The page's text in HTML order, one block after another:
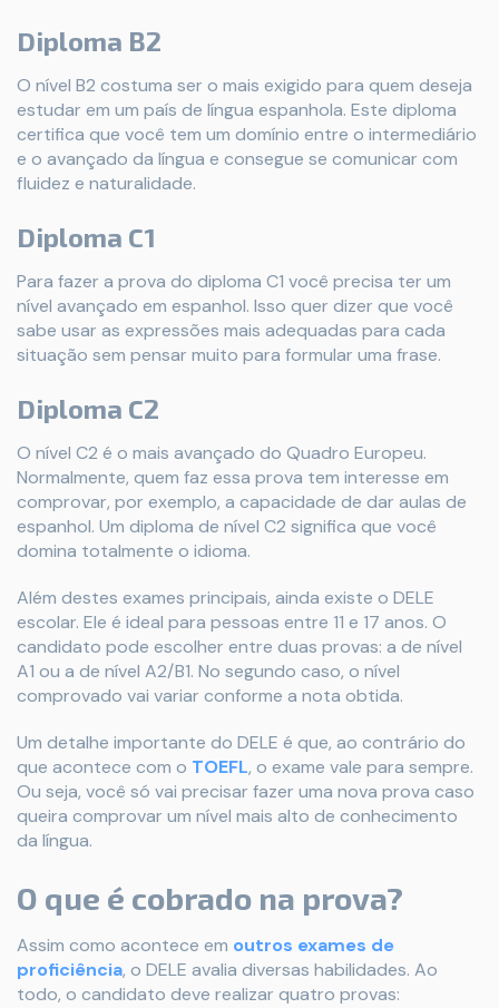
Diploma B2
O nível B2 costuma ser o mais exigido para quem deseja
estudar em um país de língua espanhola. Este diploma
certifica que você tem um domínio entre o intermediário
e o avançado da língua e consegue se comunicar com
fluidez e naturalidade.
Diploma C1
Para fazer a prova do diploma C1 você precisa ter um
nível avançado em espanhol. Isso quer dizer que você
sabe usar as expressões mais adequadas para cada
situação sem pensar muito para formular uma frase.
Diploma C2
O nível C2 é o mais avançado do Quadro Europeu.
Normalmente, quem faz essa prova tem interesse em
comprovar, por exemplo, a capacidade de dar aulas de
espanhol. Um diploma de nível C2 significa que você
domina totalmente o idioma.
Além destes exames principais, ainda existe o DELE
escolar. Ele é ideal para pessoas entre 11 e 17 anos. O
candidato pode escolher entre duas provas: a de nível
A1 ou a de nível A2/B1. No segundo caso, o nível
comprovado vai variar conforme a nota obtida.
Um detalhe importante do DELE é que, ao contrário do
que acontece com o TOEFL, o exame vale para sempre.
Ou seja, você só vai precisar fazer uma nova prova caso
queira comprovar um nível mais alto de conhecimento
da língua.
O que é cobrado na prova?
Assim como acontece em outros exames de
proficiência, o DELE avalia diversas habilidades. Ao
todo, o candidato deve realizar quatro provas: